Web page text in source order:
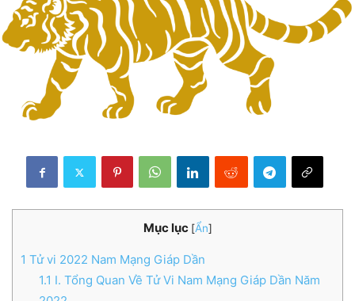
Mục lục [Ẩn]
1 Tử vi 2022 Nam Mạng Giáp Dần
1.1 I. Tổng Quan Về Tử Vi Nam Mạng Giáp Dần Năm